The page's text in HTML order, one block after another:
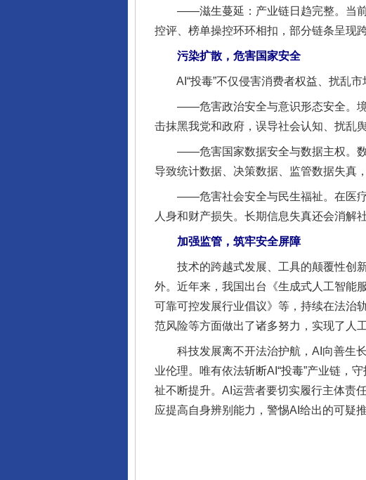
——滋生蔓延：产业链日趋完整。当前
控评、榜单操控环环相扣，部分链条呈现
污染扩散，危害国家安全
AI“投毒”不仅侵害消费者权益、扰乱市
——危害政治安全与意识形态安全。境
击抹黑我党和政府，误导社会认知、扰乱
——危害国家数据安全与数据主权。数
导致统计数据、决策数据、监管数据失真
——危害社会安全与民生福祉。在医疗
人身和财产损失。长期信息失真还会消解
加强监管，筑牢安全屏障
技术的跨越式发展、工具的颠覆性创新
外。近年来，我国出台《生成式人工智能
可靠可控发展行业倡议》等，持续在法治
范风险等方面做出了诸多努力，实现了人
科技发展离不开法治护航，AI向善生长
业伦理。唯有依法斩断AI“投毒”产业链，
祉不断提升。AI运营者要切实履行主体责
应提高自身辨别能力，警惕AI给出的可疑
完善运行机制助力责任有效落实